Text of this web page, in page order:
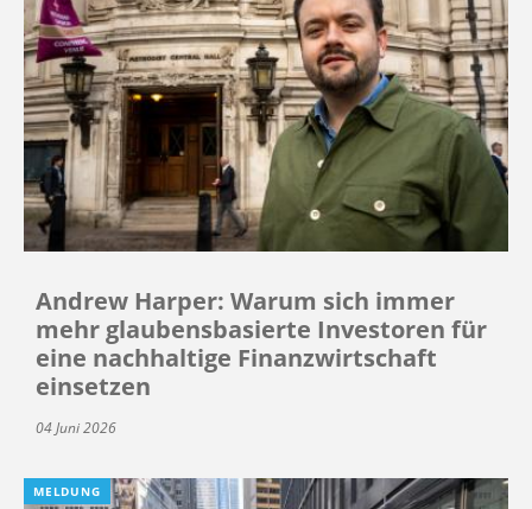
Andrew Harper: Warum sich immer
mehr glaubensbasierte Investoren für
eine nachhaltige Finanzwirtschaft
einsetzen
04 Juni 2026
MELDUNG